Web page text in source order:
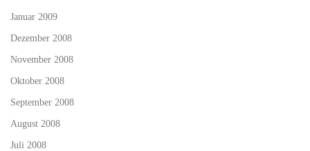
Januar 2009
Dezember 2008
November 2008
Oktober 2008
September 2008
August 2008
Juli 2008